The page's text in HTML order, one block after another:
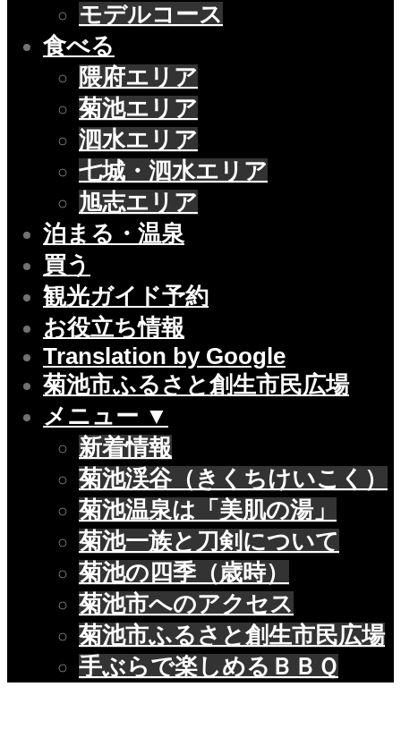
モデルコース
食べる
隈府エリア
菊池エリア
泗水エリア
七城・泗水エリア
旭志エリア
泊まる・温泉
買う
観光ガイド予約
お役立ち情報
Translation by Google
菊池市ふるさと創生市民広場
メニュー ▼
新着情報
菊池渓谷（きくちけいこく）
菊池温泉は「美肌の湯」
菊池一族と刀剣について
菊池の四季（歳時）
菊池市へのアクセス
菊池市ふるさと創生市民広場
手ぶらで楽しめるＢＢＱ